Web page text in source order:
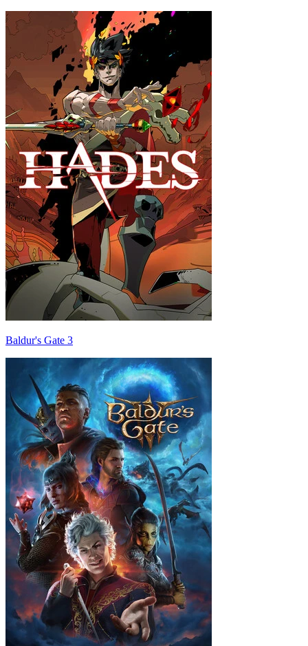
Baldur's Gate 3